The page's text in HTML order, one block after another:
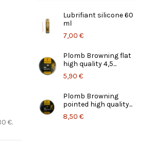
€.
Lubrifiant silicone 60
ml
7,00 €
Plomb Browning flat
high quality 4,5...
5,90 €
Plomb Browning
pointed high quality...
8,50 €